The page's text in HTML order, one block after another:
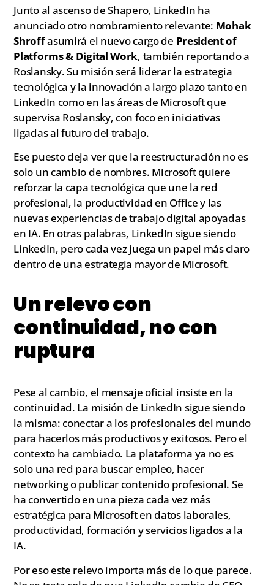
Junto al ascenso de Shapero, LinkedIn ha
anunciado otro nombramiento relevante: Mohak
Shroffasumirá el nuevo cargo de President of
Platforms & Digital Work, también reportando a
Roslansky. Su misión será liderar la estrategia
tecnológica y la innovación a largo plazo tanto en
LinkedIn como en las áreas de Microsoft que
supervisa Roslansky, con foco en iniciativas
ligadas al futuro del trabajo.
Ese puesto deja ver que la reestructuración no es
solo un cambio de nombres. Microsoft quiere
reforzar la capa tecnológica que une la red
profesional, la productividad en Office y las
nuevas experiencias de trabajo digital apoyadas
en IA. En otras palabras, LinkedIn sigue siendo
LinkedIn, pero cada vez juega un papel más claro
dentro de una estrategia mayor de Microsoft.
Un relevo con
continuidad, no con
ruptura
Pese al cambio, el mensaje oficial insiste en la
continuidad. La misión de LinkedIn sigue siendo
la misma: conectar a los profesionales del mundo
para hacerlos más productivos y exitosos. Pero el
contexto ha cambiado. La plataforma ya no es
solo una red para buscar empleo, hacer
networking o publicar contenido profesional. Se
ha convertido en una pieza cada vez más
estratégica para Microsoft en datos laborales,
productividad, formación y servicios ligados a la
IA.
Por eso este relevo importa más de lo que parece.